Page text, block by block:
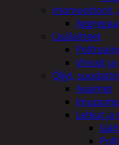
Irtomoottorit,
Lisälaitteet
Vinssit
Öljyt,
Avaimet
Letkut ja